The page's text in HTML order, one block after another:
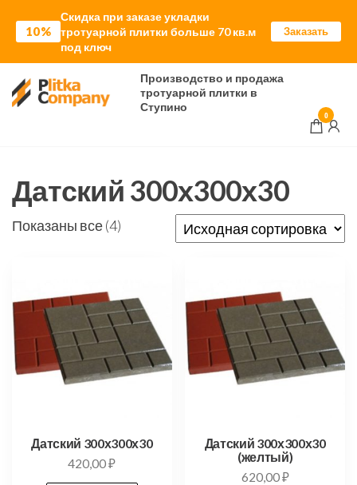
10%
Скидка при заказе укладки
тротуарной плитки больше 70 кв.м
под ключ
Заказать
Производство и продажа
тротуарной плитки в
Ступино
0
Датский 300х300х30
Показаны все (4)
Датский 300х300х30
420,00₽
Датский 300х300х30
(желтый)
620,00₽